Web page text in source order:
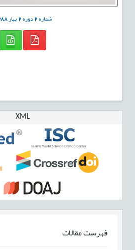
شماره2دوره2بهار
XML
فهرست مقالات